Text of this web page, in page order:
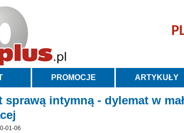
PROMOCJE ARTYKUŁY
sprawą intymną - dylemat w
01-06